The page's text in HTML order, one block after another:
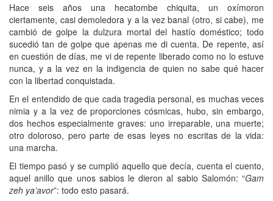
Hace seis años una hecatombe chiquita, un oxímoron
ciertamente, casi demoledora y a la vez banal (otro, si cabe), me
cambió de golpe la dulzura mortal del hastío doméstico; todo
sucedió tan de golpe que apenas me di cuenta. De repente, así
en cuestión de días, me vi de repente liberado como no lo estuve
nunca, y a la vez en la indigencia de quien no sabe qué hacer
con la libertad conquistada.
En el entendido de que cada tragedia personal, es muchas veces
nimia y a la vez de proporciones cósmicas, hubo, sin embargo,
dos hechos especialmente graves: uno irreparable, una muerte;
otro doloroso, pero parte de esas leyes no escritas de la vida:
una marcha.
El tiempo pasó y se cumplió aquello que decía, cuenta el cuento,
aquel anillo que unos sabios le dieron al sabio Salomón: “Gam
zeh ya’avor”: todo esto pasará.